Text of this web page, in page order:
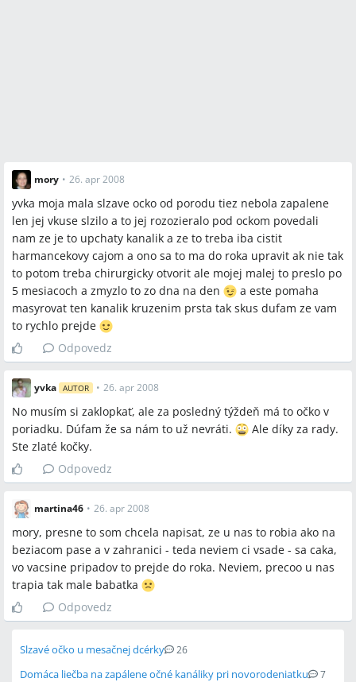
mory • 26. apr 2008
yvka moja mala slzave ocko od porodu tiez nebola zapalene
len jej vkuse slzilo a to jej rozozieralo pod ockom povedali
nam ze je to upchaty kanalik a ze to treba iba cistit
harmancekovy cajom a ono sa to ma do roka upravit ak nie tak
to potom treba chirurgicky otvorit ale mojej malej to preslo po
5 mesiacoch a zmyzlo to zo dna na den
a este pomaha
masyrovat ten kanalik kruzenim prsta tak skus dufam ze vam
to rychlo prejde
Odpovedz
yvka AUTOR • 26. apr 2008
No musím si zaklopkať, ale za posledný týždeň má to očko v
poriadku. Dúfam že sa nám to už nevráti.
Ale díky za rady.
Ste zlaté kočky.
Odpovedz
martina46 • 26. apr 2008
mory, presne to som chcela napisat, ze u nas to robia ako na
beziacom pase a v zahranici - teda neviem ci vsade - sa caka,
vo vacsine pripadov to prejde do roka. Neviem, precoo u nas
trapia tak male babatka
Odpovedz
Slzavé očko u mesačnej dcérky 26
Domáca liečba na zapálene očné kanáliky pri novorodeniatku 7